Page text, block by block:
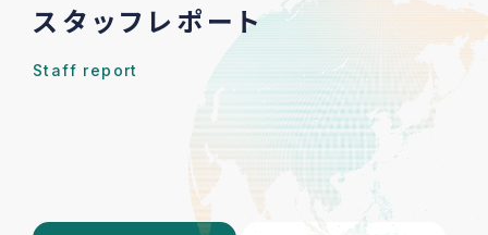
スタッフレポート
Staff report